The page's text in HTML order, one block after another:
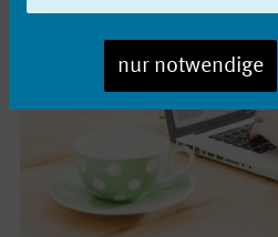
nur notwendige